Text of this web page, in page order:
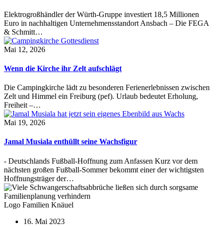
Elektrogroßhändler der Würth-Gruppe investiert 18,5 Millionen
Euro in nachhaltigen Unternehmensstandort Ansbach – Die FEGA
& Schmitt…
Mai 12, 2026
Wenn die Kirche ihr Zelt aufschlägt
Die Campingkirche lädt zu besonderen Ferienerlebnissen zwischen
Zelt und Himmel ein Freiburg (pef). Urlaub bedeutet Erholung,
Freiheit –…
Mai 19, 2026
Jamal Musiala enthüllt seine Wachsfigur
- Deutschlands Fußball-Hoffnung zum Anfassen Kurz vor dem
nächsten großen Fußball-Sommer bekommt einer der wichtigsten
Hoffnungsträger der…
Logo Familien Knäuel
16. Mai 2023